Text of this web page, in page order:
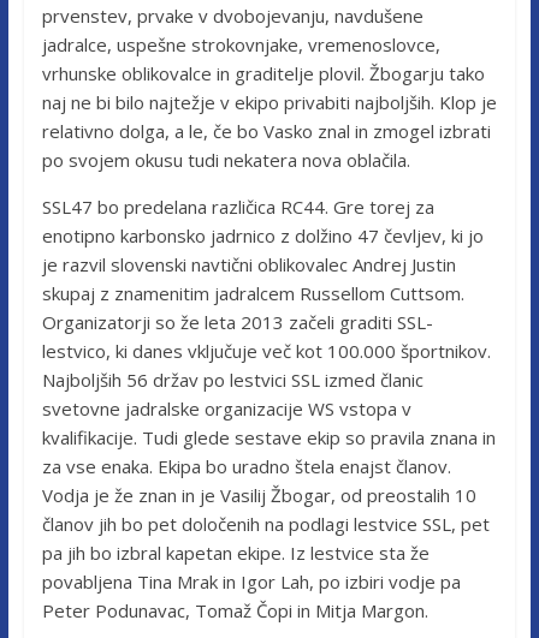
prvenstev, prvake v dvobojevanju, navdušene
jadralce, uspešne strokovnjake, vremenoslovce,
vrhunske oblikovalce in graditelje plovil. Žbogarju tako
naj ne bi bilo najtežje v ekipo privabiti najboljših. Klop je
relativno dolga, a le, če bo Vasko znal in zmogel izbrati
po svojem okusu tudi nekatera nova oblačila.
SSL47 bo predelana različica RC44. Gre torej za
enotipno karbonsko jadrnico z dolžino 47 čevljev, ki jo
je razvil slovenski navtični oblikovalec Andrej Justin
skupaj z znamenitim jadralcem Russellom Cuttsom.
Organizatorji so že leta 2013 začeli graditi SSL-
lestvico, ki danes vključuje več kot 100.000 športnikov.
Najboljših 56 držav po lestvici SSL izmed članic
svetovne jadralske organizacije WS vstopa v
kvalifikacije. Tudi glede sestave ekip so pravila znana in
za vse enaka. Ekipa bo uradno štela enajst članov.
Vodja je že znan in je Vasilij Žbogar, od preostalih 10
članov jih bo pet določenih na podlagi lestvice SSL, pet
pa jih bo izbral kapetan ekipe. Iz lestvice sta že
povabljena Tina Mrak in Igor Lah, po izbiri vodje pa
Peter Podunavac, Tomaž Čopi in Mitja Margon.